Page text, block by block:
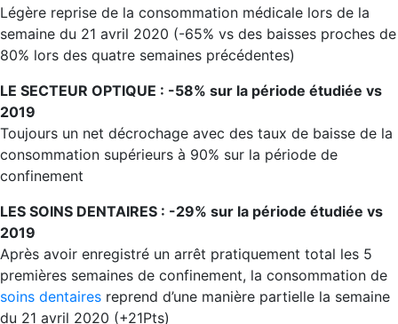
Légère reprise de la consommation médicale lors de la
semaine du 21 avril 2020 (-65% vs des baisses proches de
80% lors des quatre semaines précédentes)
LE SECTEUR OPTIQUE : -58% sur la période étudiée vs
2019
Toujours un net décrochage avec des taux de baisse de la
consommation supérieurs à 90% sur la période de
confinement
LES SOINS DENTAIRES : -29% sur la période étudiée vs
2019
Après avoir enregistré un arrêt pratiquement total les 5
premières semaines de confinement, la consommation de
soins dentaires reprend d’une manière partielle la semaine
du 21 avril 2020 (+21Pts)